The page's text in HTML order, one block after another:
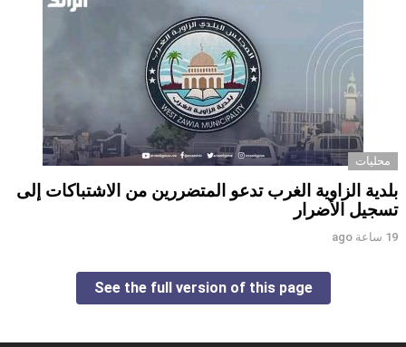
محليات
بلدية الزاوية الغرب تدعو المتضررين من الاشتباكات إلى
تسجيل الأضرار
19 ساعة ago
See the full version of this page